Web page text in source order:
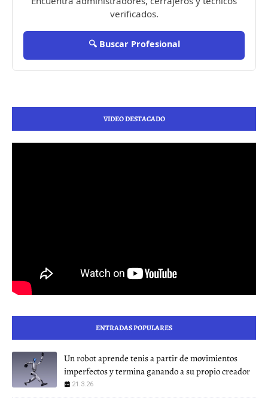
verificados.
🔍 Buscar Profesional
VIDEO DESTACADO
ENTRADAS POPULARES
Un robot aprende tenis a partir de movimientos
imperfectos y termina ganando a su propio creador
21.3.26